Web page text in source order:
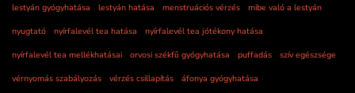
lestyán gyógyhatása
lestyán hatása menstruációs vérzés
mibe való a lestyán
nyugtató
nyírfalevél tea hatása
nyírfalevél tea jótékony hatása
nyírfalevél tea mellékhatásai
orvosi székfű gyógyhatása puffadás
szív egészsége
vérnyomás szabályozás
vérzés csillapítás áfonya gyógyhatása